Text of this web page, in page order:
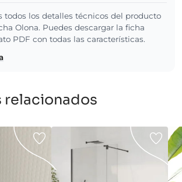
todos los detalles técnicos del producto
Olona. Puedes descargar la ficha
PDF con todas las características.
relacionados